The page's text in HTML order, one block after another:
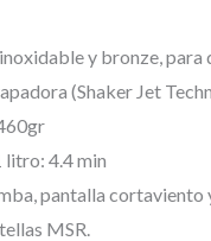
y bronze, para
(Shaker Jet
litro: 4.4 min
pantalla cortaviento
MSR.